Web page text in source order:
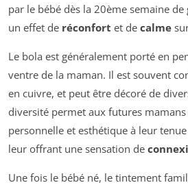
par le bébé dès la 20ème semaine
un effet de réconfort et de calme
Le bola est généralement porté en
ventre de la maman. Il est souvent
en cuivre, et peut être décoré de
diversité permet aux futures
personnelle et esthétique à leur
leur offrant une sensation de
Une fois le bébé né, le tintement